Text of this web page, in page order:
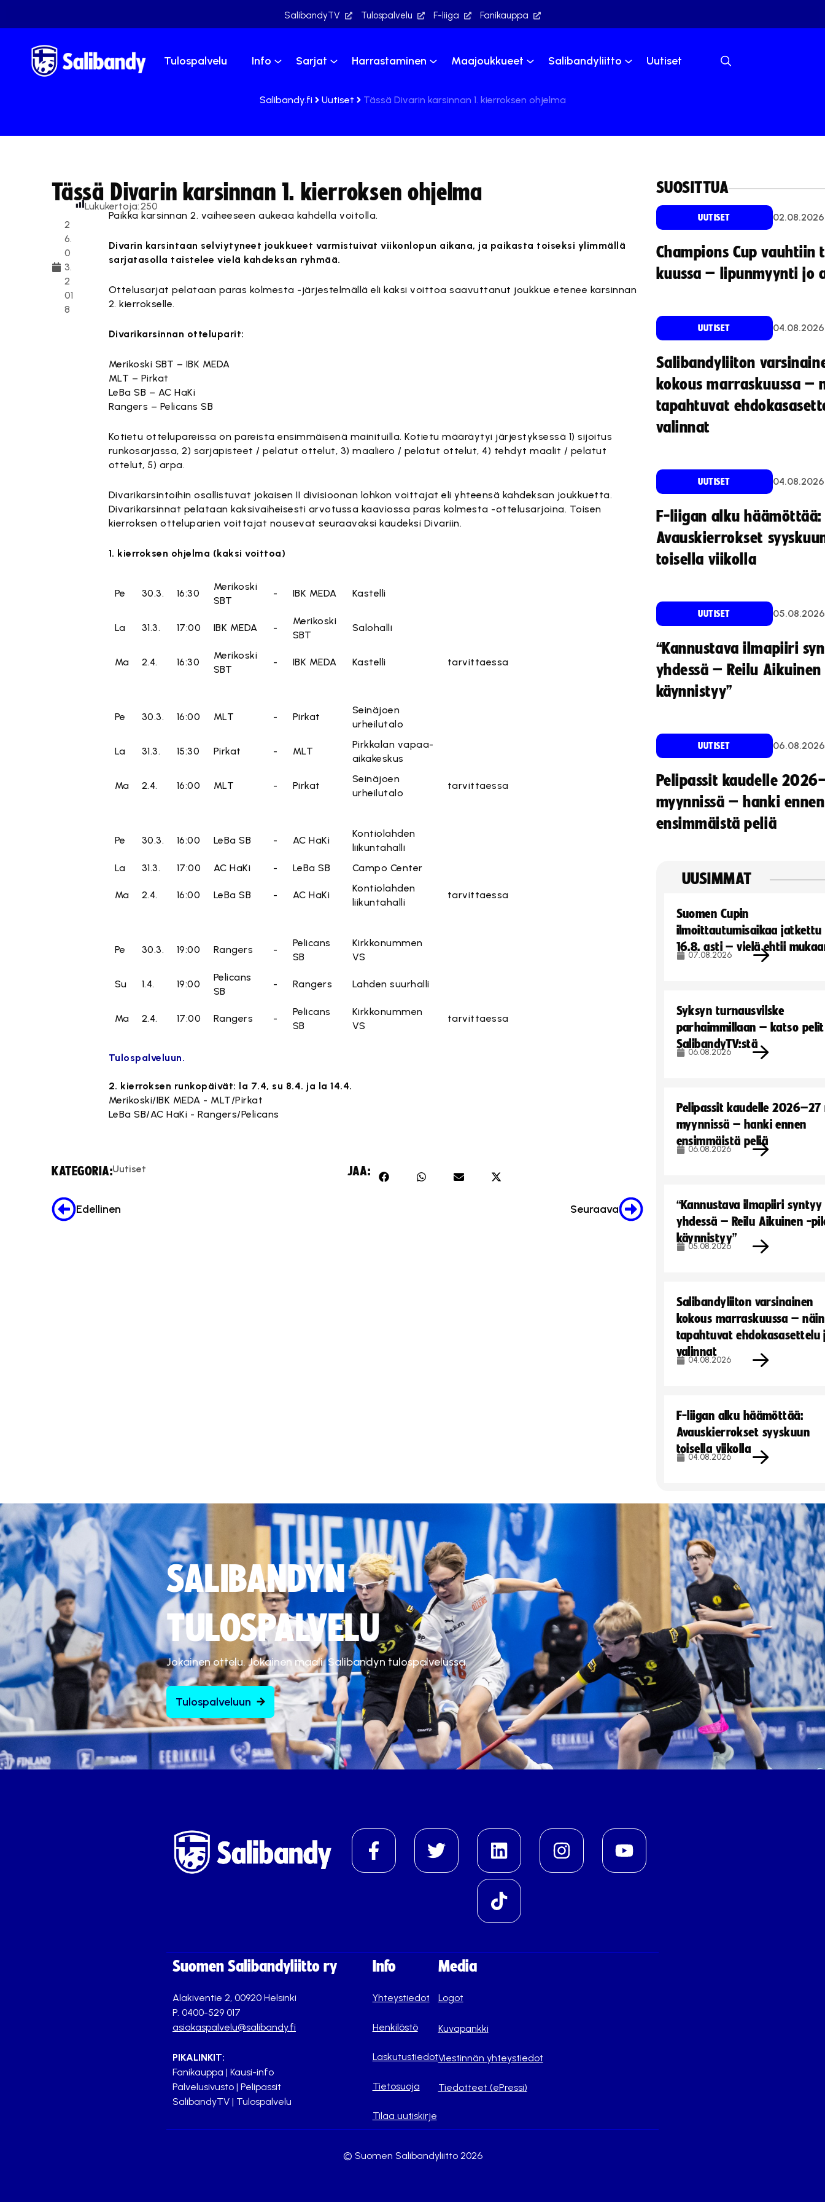
SalibandyTV Tulospalvelu F-liiga Fanikauppa
Tulospalvelu Info Sarjat Harrastaminen Maajoukkueet Salibandyliitto Uutiset
Salibandy.fi Uutiset Tässä Divarin karsinnan 1. kierroksen ohjelma
Tässä Divarin karsinnan 1. kierroksen ohjelma
2
6.
0
3.
2
01
8
Lukukertoja:250
Paikka karsinnan 2. vaiheeseen aukeaa kahdella voitolla.
Divarin karsintaan selviytyneet joukkueet varmistuivat viikonlopun aikana, ja paikasta toiseksi ylimmällä
sarjatasolla taistelee vielä kahdeksan ryhmää.
Ottelusarjat pelataan paras kolmesta -järjestelmällä eli kaksi voittoa saavuttanut joukkue etenee karsinnan
2. kierrokselle.
Divarikarsinnan otteluparit:
Merikoski SBT – IBK MEDA
MLT – Pirkat
LeBa SB – AC HaKi
Rangers – Pelicans SB
Kotietu ottelupareissa on pareista ensimmäisenä mainituilla. Kotietu määräytyi järjestyksessä 1) sijoitus
runkosarjassa, 2) sarjapisteet / pelatut ottelut, 3) maaliero / pelatut ottelut, 4) tehdyt maalit / pelatut
ottelut, 5) arpa.
Divarikarsintoihin osallistuvat jokaisen II divisioonan lohkon voittajat eli yhteensä kahdeksan joukkuetta.
Divarikarsinnat pelataan kaksivaiheisesti arvotussa kaaviossa paras kolmesta -ottelusarjoina. Toisen
kierroksen otteluparien voittajat nousevat seuraavaksi kaudeksi Divariin.
1. kierroksen ohjelma (kaksi voittoa)
Pe 30.3. 16:30
Merikoski
SBT
- IBK MEDA Kastelli
La 31.3. 17:00 IBK MEDA -
Merikoski
SBT
Salohalli
Ma 2.4. 16:30
Merikoski
SBT
- IBK MEDA Kastelli tarvittaessa
Pe 30.3. 16:00 MLT - Pirkat
Seinäjoen
urheilutalo
La 31.3. 15:30 Pirkat - MLT
Pirkkalan vapaa-
aikakeskus
Ma 2.4. 16:00 MLT - Pirkat
Seinäjoen
urheilutalo
tarvittaessa
Pe 30.3. 16:00 LeBa SB - AC HaKi
Kontiolahden
liikuntahalli
La
31.3. 17:00 AC HaKi - LeBa SB Campo Center
Ma 2.4. 16:00 LeBa SB - AC HaKi
Kontiolahden
liikuntahalli
tarvittaessa
Pe 30.3. 19:00 Rangers -
Pelicans
SB
Kirkkonummen
VS
Su 1.4. 19:00
Pelicans
SB
- Rangers Lahden suurhalli
Ma 2.4. 17:00 Rangers -
Pelicans
SB
Kirkkonummen
VS
tarvittaessa
Tulospalveluun.
2. kierroksen runkopäivät: la 7.4, su 8.4. ja la 14.4.
Merikoski/IBK MEDA - MLT/Pirkat
LeBa SB/AC HaKi - Rangers/Pelicans
KATEGORIA:Uutiset JAA:
Edellinen Seuraava
SUOSITTUA
UUTISET 02.08.2026
Champions Cup vauhtiin
kuussa – lipunmyynti jo
UUTISET 04.08.2026
Salibandyliiton
kokous marraskuussa –
tapahtuvat
valinnat
UUTISET 04.08.2026
F-liigan alku häämöttää:
Avauskierrokset
toisella viikolla
UUTISET 05.08.2026
“Kannustava ilmapiiri
yhdessä – Reilu
käynnistyy”
UUTISET 06.08.2026
Pelipassit kaudelle
myynnissä – hanki ennen
ensimmäistä peliä
UUSIMMAT
Suomen Cupin
ilmoittautumisaikaa jatkettu
16.8. asti – vielä ehtii
07.08.2026
Syksyn turnausvilske
parhaimmillaan – katso pelit
SalibandyTV:stä
06.08.2026
Pelipassit kaudelle
myynnissä – hanki ennen
ensimmäistä peliä
06.08.2026
“Kannustava ilmapiiri syntyy
yhdessä – Reilu Aikuinen -
käynnistyy”
05.08.2026
Salibandyliiton varsinainen
kokous marraskuussa – näin
tapahtuvat ehdokasasettelu
valinnat
04.08.2026
F-liigan alku häämöttää:
Avauskierrokset syyskuun
toisella viikolla
04.08.2026
SALIBANDYN
TULOSPALVELU
Jokainen ottelu. Jokainen maali. Salibandyn tulospalvelussa.
Tulospalveluun
Suomen Salibandyliitto ry
Alakiventie 2, 00920 Helsinki
P. 0400-529 017
asiakaspalvelu@salibandy.fi
PIKALINKIT:
Fanikauppa | Kausi-info
Palvelusivusto | Pelipassit
SalibandyTV | Tulospalvelu
Info
Yhteystiedot
Henkilöstö
Laskutustiedot
Tietosuoja
Tilaa uutiskirje
Media
Logot
Kuvapankki
Viestinnän yhteystiedot
Tiedotteet (ePressi)
© Suomen Salibandyliitto 2026